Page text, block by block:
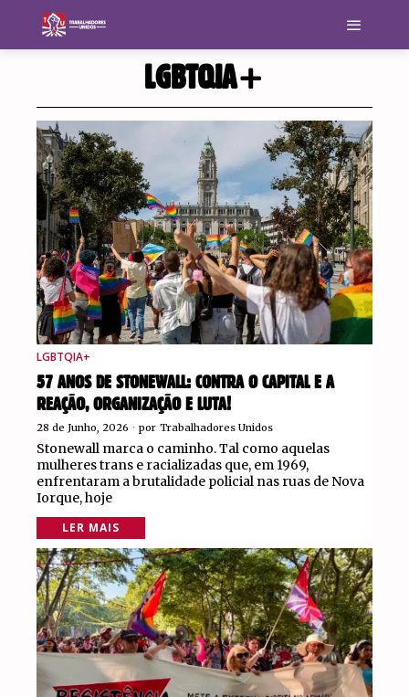
LGBTQIA+
LGBTQIA+
57 ANOS DE STONEWALL: CONTRA O CAPITAL E A
REAÇÃO, ORGANIZAÇÃO E LUTA!
28 de Junho, 2026 por Trabalhadores Unidos
Stonewall marca o caminho. Tal como aquelas
mulheres trans e racializadas que, em 1969,
enfrentaram a brutalidade policial nas ruas de Nova
Iorque, hoje
LER MAIS